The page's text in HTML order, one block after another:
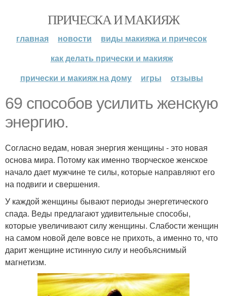
ПРИЧЕСКА И МАКИЯЖ
главная новости
виды макияжа и причесок
как делать прически и макияж
прически и макияж на дому
игры отзывы
69 способов усилить женскую
энергию.
Согласно ведам, новая энергия женщины - это новая
основа мира. Потому как именно творческое женское
начало дает мужчине те силы, которые направляют его
на подвиги и свершения.
У каждой женщины бывают периоды энергетического
спада. Веды предлагают удивительные способы,
которые увеличивают силу женщины. Слабости женщин
на самом новой деле вовсе не прихоть, а именно то, что
дарит женщине истинную силу и необъяснимый
магнетизм.